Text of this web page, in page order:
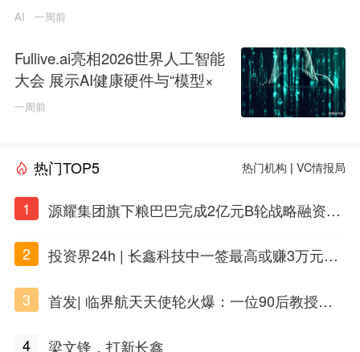
AI 一周前
Fullive.ai亮相2026世界人工智能
大会 展示AI健康硬件与“模型×
本体”创新技术路径
一周前
热门TOP5 热门机构 |VC情报局
1
源耀集团旗下粮巴巴完成2亿元B轮战略融资，
2
投资界24h | 长鑫科技中一签最高或赚3万元；
兴质新域基金
3
首发| 临界航天天使轮火爆：一位90后教授用A
4
梁文锋，打新长鑫